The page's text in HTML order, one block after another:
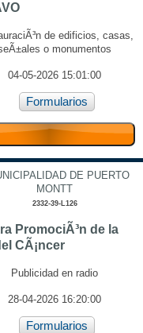
de edificios, casas,
o monumentos
04-05-2026 15:01:00
Formularios
DE PUERTO
MONTT
2332-39-L126
PromociÃ³n de la
CÃ¡ncer
Publicidad en radio
28-04-2026 16:20:00
Formularios